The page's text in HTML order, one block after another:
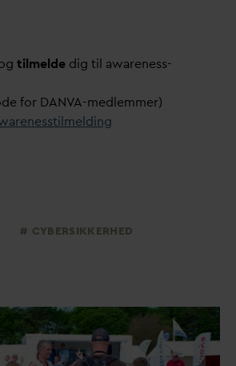
tilmelde dig til awareness-
for DANVA-medlemmer)
CYBERSIKKERHED